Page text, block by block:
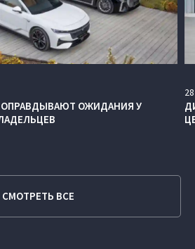
ОПРАВДЫВАЮТ ОЖИДАНИЯ У
28
СМОТРЕТЬ ВСЕ